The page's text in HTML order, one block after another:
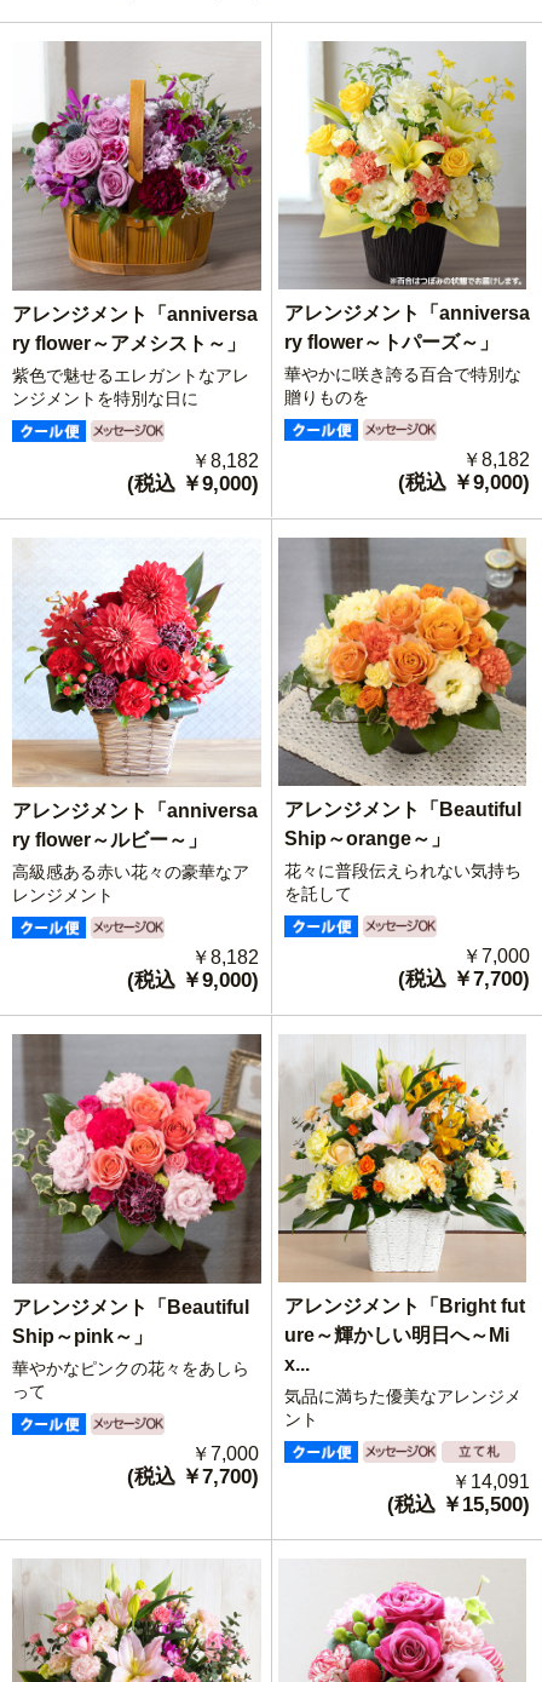
アレンジメント「anniversa
ry flower～アメシスト～」
紫色で魅せるエレガントなアレ
ンジメントを特別な日に
￥8,182
(税込 ￥9,000)
アレンジメント「anniversa
ry flower～トパーズ～」
華やかに咲き誇る百合で特別な
贈りものを
￥8,182
(税込 ￥9,000)
アレンジメント「anniversa
ry flower～ルビー～」
高級感ある赤い花々の豪華なア
レンジメント
￥8,182
(税込 ￥9,000)
アレンジメント「Beautiful
Ship～orange～」
花々に普段伝えられない気持ち
を託して
￥7,000
(税込 ￥7,700)
アレンジメント「Beautiful
Ship～pink～」
華やかなピンクの花々をあしら
って
￥7,000
(税込 ￥7,700)
アレンジメント「Bright fut
ure～輝かしい明日へ～Mi
x...
気品に満ちた優美なアレンジメ
ント
￥14,091
(税込 ￥15,500)